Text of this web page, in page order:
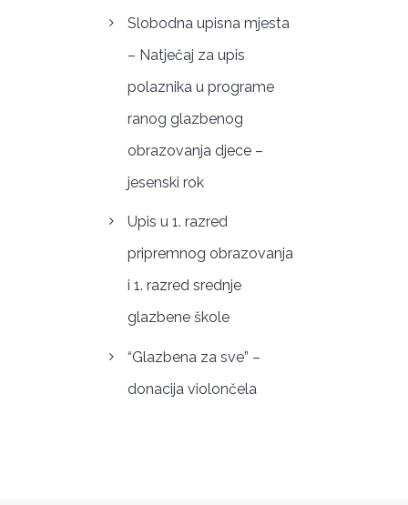
Slobodna upisna mjesta
– Natječaj za upis
polaznika u programe
ranog glazbenog
obrazovanja djece –
jesenski rok
Upis u 1. razred
pripremnog obrazovanja
i 1. razred srednje
glazbene škole
“Glazbena za sve” –
donacija violončela